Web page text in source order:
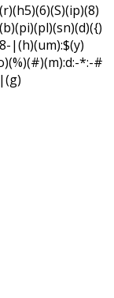
|(h)(um):$(y)
*:-#